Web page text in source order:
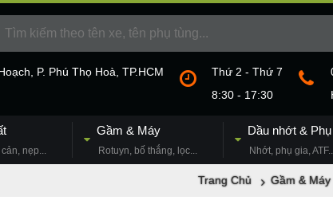
P. Phú Thọ Hoà, TP.HCM
Thứ 2 - Thứ 7
8:30 - 17:30
nẹp...
Gầm & Máy
Rotuyn, bố thắng, lọc...
Dầu nhớt &
Nhớt, phụ gia,
Trang Chủ Gầm & Máy